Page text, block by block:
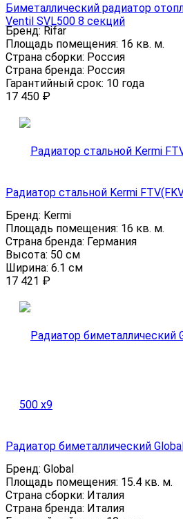
Биметаллический радиатор
Ventil SVL500 8 секций
Бренд:Rifar
Площадь помещения: 16 кв. м.
Страна сборки: Россия
Страна бренда: Россия
Гарантийный срок: 10 года
17 450 ₽
Радиатор стальной Kermi
Бренд: Kermi
Площадь помещения: 16 кв. м.
Страна бренда: Германия
Высота: 50 см
Ширина: 6.1 см
17 421 ₽
Радиатор биметаллический
Бренд: Global
Площадь помещения: 15.4 кв. м.
Страна сборки: Италия
Страна бренда: Италия